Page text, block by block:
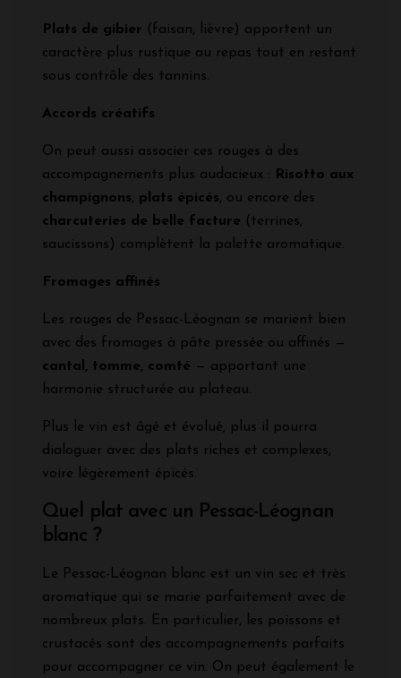
Plats de gibier (faisan, lièvre) apportent un
caractère plus rustique au repas tout en restant
sous contrôle des tannins.
Accords créatifs
On peut aussi associer ces rouges à des
accompagnements plus audacieux :
Risotto aux
champignons, plats épicés, ou encore des
charcuteries de belle facture (terrines,
saucissons) complètent la palette aromatique.
Fromages affinés
Les rouges de Pessac-Léognan se marient bien
avec des fromages à pâte pressée ou affinés —
cantal, tomme, comté — apportant une
harmonie structurée au plateau.
Plus le vin est âgé et évolué, plus il pourra
dialoguer avec des plats riches et complexes,
voire légèrement épicés.
Quel plat avec un Pessac-Léognan
blanc ?
Le Pessac-Léognan blanc est un vin sec et très
aromatique qui se marie parfaitement avec de
nombreux plats. En particulier, les poissons et
crustacés sont des accompagnements parfaits
pour accompagner ce vin. On peut également le